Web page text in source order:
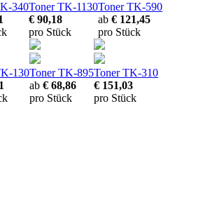
340Toner TK-1130
€ 90,18
pro Stück
Toner TK-590
ab € 121,45
pro Stück
130Toner TK-895
ab € 68,86
pro Stück
Toner TK-310
€ 151,03
pro Stück